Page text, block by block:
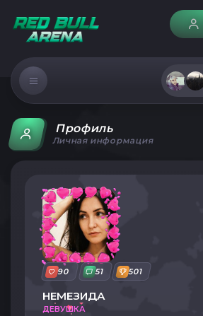
Профиль
Личная информация
90 51 501
НЕМЕЗИДА
ДЕВУШКА